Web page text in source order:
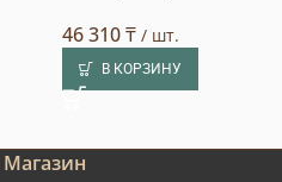
46 310₸/ шт.
В КОРЗИНУ
Магазин